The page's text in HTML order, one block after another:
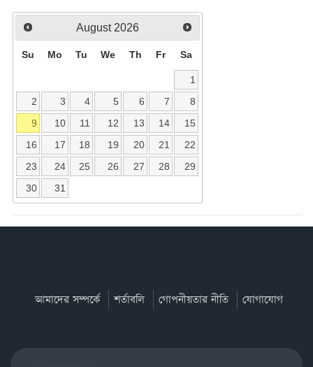
August 2026
Su Mo Tu We Th Fr Sa
1
2
3 4 5 6 7
8
9
10 11 12 13 14
15
16
17 18 19 20 21
22
23
24 25 26 27 28
29
30
31
আমাদের সম্পর্কে শর্তাবলি গোপনীয়তার নীতি যোগাযোগ